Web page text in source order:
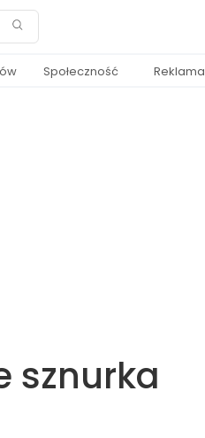
Społeczność Reklama
sznurka